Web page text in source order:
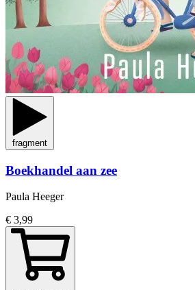
fragment
Boekhandel aan zee
Paula Heeger
€ 3,99